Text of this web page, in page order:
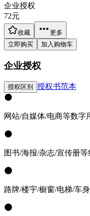
企业授权
72元
收藏
更多
立即购买
加入购物车
企业授权
授权区别 授权书范本
网站/自媒体/电商等数字
图书/海报/杂志/宣传册
路牌/楼宇/橱窗/电梯/车